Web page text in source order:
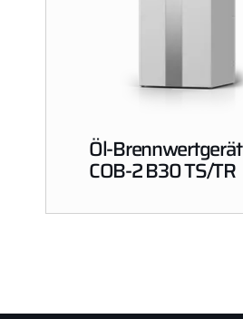
Öl-Brennwertgerät
COB-2 B30 TS/TR